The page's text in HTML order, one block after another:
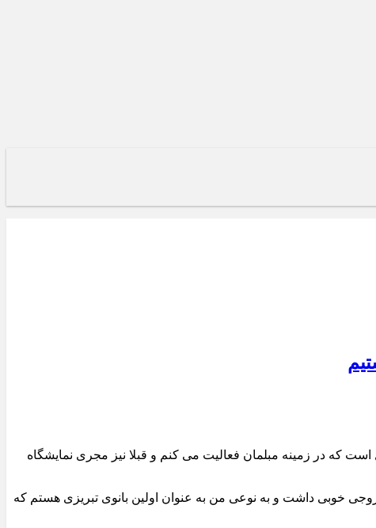
خبری جارچی آذربایجان مینا پورموسی در مصاحبه با خبرنگار پایگاه خبری جارچی آدربایجان گفت: من به مدت ۱۲ سال است که در زمینه مبلمان فعالیت می کنم و قبلا نیز مجری نمایشگاه
خوبی داشت و به نوعی من به عنوان اولین بانوی تبریزی هستم که